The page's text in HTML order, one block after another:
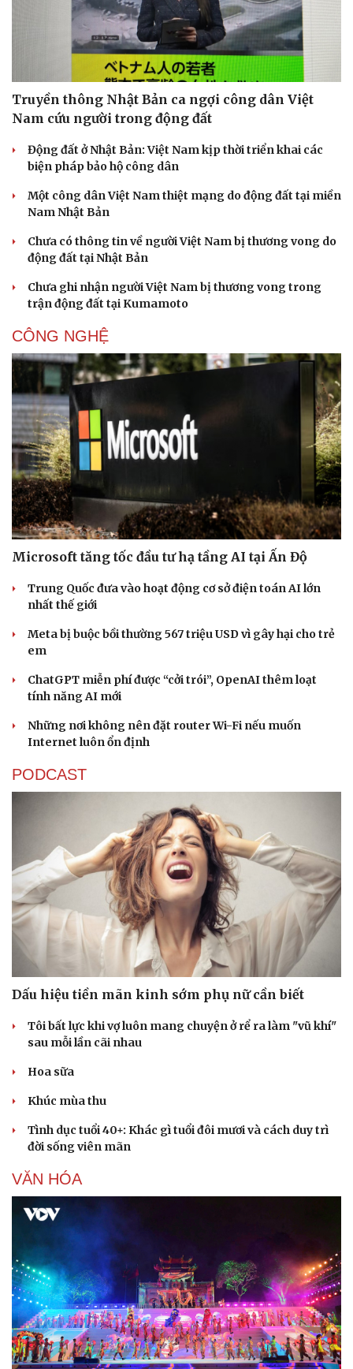
Du lịch
Tư vấn
check-in
Podcast
Cửa sổ tình yêu
Hạt giống tâm hồn
Truyền thông Nhật Bản ca ngợi công dân Việt
Nam cứu người trong động đất
Động đất ở Nhật Bản: Việt Nam kịp thời triển khai các
biện pháp bảo hộ công dân
Một công dân Việt Nam thiệt mạng do động đất tại miền
Nam Nhật Bản
Chưa có thông tin về người Việt Nam bị thương vong do
động đất tại Nhật Bản
Chưa ghi nhận người Việt Nam bị thương vong trong
trận động đất tại Kumamoto
CÔNG NGHỆ
Microsoft tăng tốc đầu tư hạ tầng AI tại Ấn Độ
Trung Quốc đưa vào hoạt động cơ sở điện toán AI lớn
nhất thế giới
Meta bị buộc bồi thường 567 triệu USD vì gây hại cho trẻ
em
ChatGPT miễn phí được “cởi trói”, OpenAI thêm loạt
tính năng AI mới
Những nơi không nên đặt router Wi-Fi nếu muốn
Internet luôn ổn định
PODCAST
Dấu hiệu tiền mãn kinh sớm phụ nữ cần biết
Tôi bất lực khi vợ luôn mang chuyện ở rể ra làm "vũ khí"
sau mỗi lần cãi nhau
Hoa sữa
Khúc mùa thu
Tình dục tuổi 40+: Khác gì tuổi đôi mươi và cách duy trì
đời sống viên mãn
VĂN HÓA